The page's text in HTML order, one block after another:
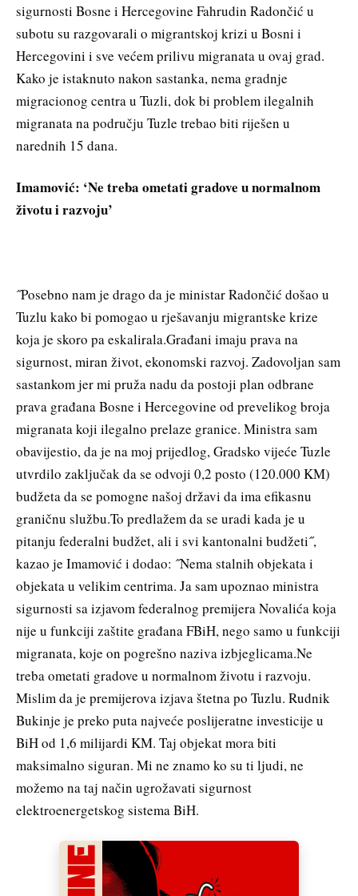
sigurnosti Bosne i Hercegovine Fahrudin Radončić u
subotu su razgovarali o migrantskoj krizi u Bosni i
Hercegovini i sve većem prilivu migranata u ovaj grad.
Kako je istaknuto nakon sastanka, nema gradnje
migracionog centra u Tuzli, dok bi problem ilegalnih
migranata na području Tuzle trebao biti riješen u
narednih 15 dana.
Imamović: ‘Ne treba ometati gradove u normalnom
životu i razvoju’
˝Posebno nam je drago da je ministar Radončić došao u
Tuzlu kako bi pomogao u rješavanju migrantske krize
koja je skoro pa eskalirala.Građani imaju prava na
sigurnost, miran život, ekonomski razvoj. Zadovoljan sam
sastankom jer mi pruža nadu da postoji plan odbrane
prava građana Bosne i Hercegovine od prevelikog broja
migranata koji ilegalno prelaze granice. Ministra sam
obavijestio, da je na moj prijedlog, Gradsko vijeće Tuzle
utvrdilo zaključak da se odvoji 0,2 posto (120.000 KM)
budžeta da se pomogne našoj državi da ima efikasnu
graničnu službu.To predlažem da se uradi kada je u
pitanju federalni budžet, ali i svi kantonalni budžeti˝,
kazao je Imamović i dodao: ˝Nema stalnih objekata i
objekata u velikim centrima. Ja sam upoznao ministra
sigurnosti sa izjavom federalnog premijera Novalića koja
nije u funkciji zaštite građana FBiH, nego samo u funkciji
migranata, koje on pogrešno naziva izbjeglicama.Ne
treba ometati gradove u normalnom životu i razvoju.
Mislim da je premijerova izjava štetna po Tuzlu. Rudnik
Bukinje je preko puta najveće poslijeratne investicije u
BiH od 1,6 milijardi KM. Taj objekat mora biti
maksimalno siguran. Mi ne znamo ko su ti ljudi, ne
možemo na taj način ugrožavati sigurnost
elektroenergetskog sistema BiH.